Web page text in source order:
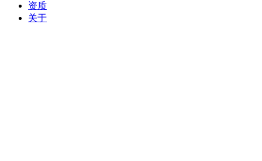
资质
关于